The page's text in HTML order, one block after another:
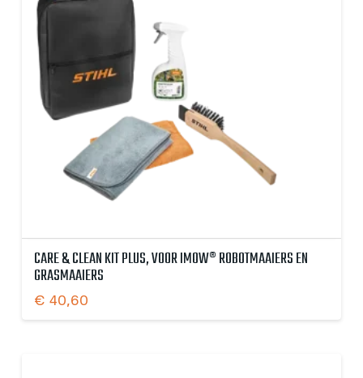
CARE & CLEAN KIT PLUS, VOOR IMOW® ROBOTMAAIERS EN
GRASMAAIERS
€ 40,60